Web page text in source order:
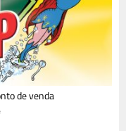
de venda